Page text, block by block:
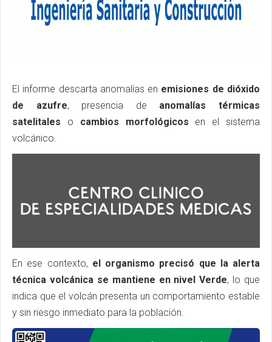
El informe descarta anomalías en emisiones de dióxido
de azufre, presencia de anomalías térmicas
satelitales o cambios morfológicos en el sistema
volcánico.
En ese contexto, el organismo precisó que la alerta
técnica volcánica se mantiene en nivel Verde, lo que
indica que el volcán presenta un comportamiento estable
y sin riesgo inmediato para la población.